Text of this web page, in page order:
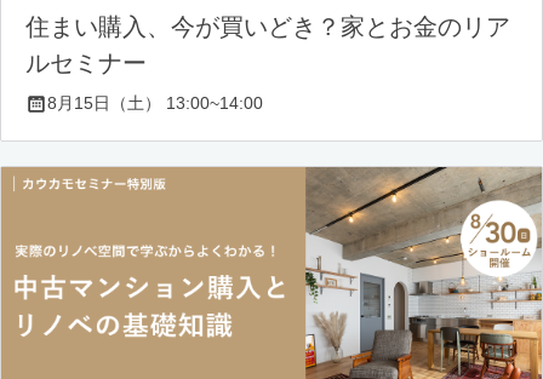
住まい購入、今が買いどき？家とお金のリア
ルセミナー
8月15日（土） 13:00~14:00